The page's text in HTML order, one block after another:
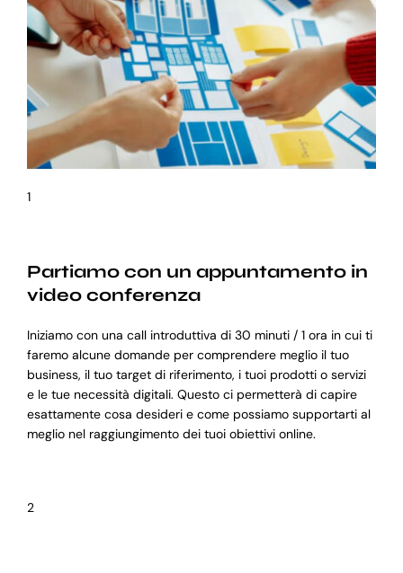
1
Partiamo con un appuntamento in
video conferenza
Iniziamo con una call introduttiva di 30 minuti / 1 ora in cui ti
faremo alcune domande per comprendere meglio il tuo
business, il tuo target di riferimento, i tuoi prodotti o servizi
e le tue necessità digitali. Questo ci permetterà di capire
esattamente cosa desideri e come possiamo supportarti al
meglio nel raggiungimento dei tuoi obiettivi online.
2